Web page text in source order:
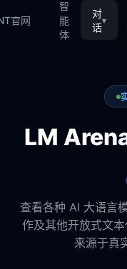
官网
智
能
体
对
话
▾
LM
查看各种 AI 大语言
作及其他开放式文
来源于真